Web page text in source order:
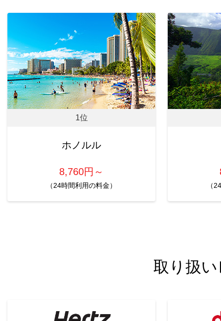
1位
ホノルル
8,760円～
（24時間利用の料金） （
取り扱